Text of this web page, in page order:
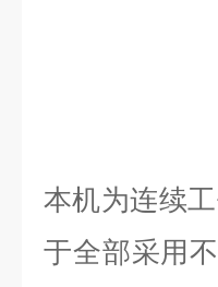
本机为连续工
于全部采用